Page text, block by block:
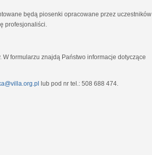
będą piosenki opracowane przez uczestników
profesjonaliści.
formularzu znajdą Państwo informacje dotyczące
lub pod nr tel.: 508 688 474.